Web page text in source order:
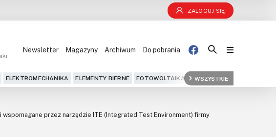
ZALOGUJ SIĘ
Newsletter Magazyny Archiwum Do pobrania
ELEKTROMECHANIKA ELEMENTY BIERNE FOTOWOLTAIKA FPGA GPS
WSZYSTKIE
Blog
przez narzędzie ITE (Integrated Test Environment) firmy